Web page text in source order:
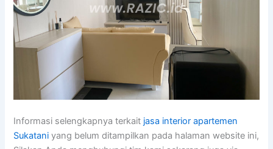
Informasi selengkapnya terkait jasa interior apartemen
Sukatani yang belum ditampilkan pada halaman website ini,